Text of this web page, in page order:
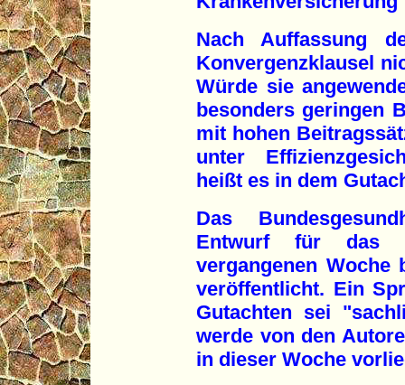
Nach Auffassung
Konvergenzklausel
Würde sie
besonders geringen
mit hohen
unter
heißt es in dem
Das
Entwurf für das
vergangenen Woche
veröffentlicht. Ein
Gutachten sei
werde von den
in dieser Woche